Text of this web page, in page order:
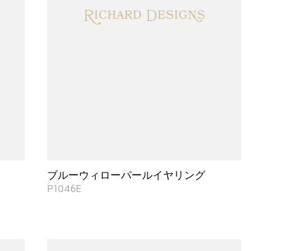
ブルーウィローパールイヤリング
P1046E